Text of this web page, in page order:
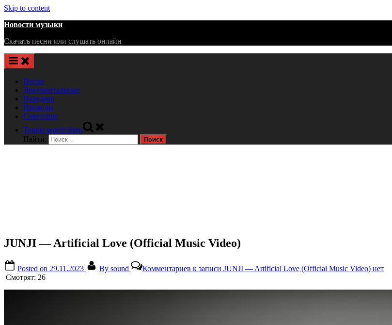
Skip to content
Новости музыки
Скачать песни или слушать онлайн
Песни
Документальные
Передачи
Приколы
Советские
Toggle search form
Найти:
JUNJI — Artificial Love (Official Music Video)
Posted on 29.11.2023 By sound Комментариев к записи JUNJI — Artificial Love (Official Music Video) нет
Смотрят: 26